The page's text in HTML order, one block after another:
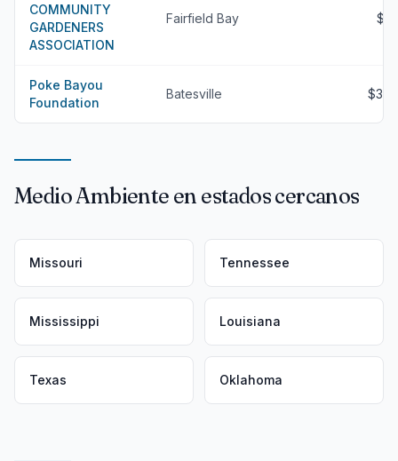
COMMUNITY
GARDENERS
ASSOCIATION
Fairfield Bay $3k
Poke Bayou
Foundation
Batesville $355
Medio Ambiente en estados cercanos
Missouri Tennessee
Mississippi Louisiana
Texas Oklahoma